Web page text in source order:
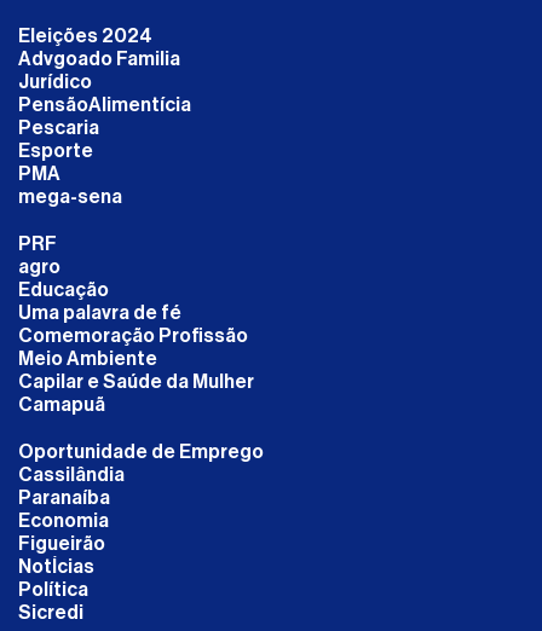
Eleições 2024
Advgoado Familia
Jurídico
PensãoAlimentícia
Pescaria
Esporte
PMA
mega-sena
PRF
agro
Educação
Uma palavra de fé
Comemoração Profissão
Meio Ambiente
Capilar e Saúde da Mulher
Camapuã
Oportunidade de Emprego
Cassilândia
Paranaíba
Economia
Figueirão
NotÍcias
Política
Sicredi